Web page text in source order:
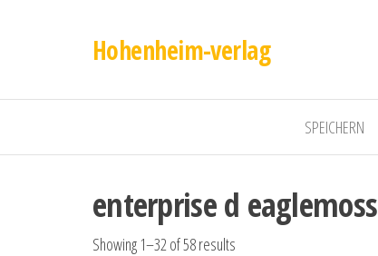
Hohenheim-verlag
SPEICHERN
enterprise d eaglemoss
Showing 1–32 of 58 results